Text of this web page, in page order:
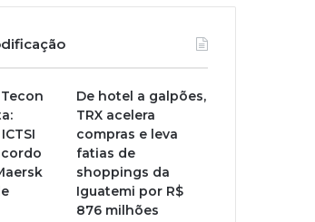
De hotel a galpões,
TRX acelera
compras e leva
fatias de
shoppings da
Iguatemi por R$
876 milhões